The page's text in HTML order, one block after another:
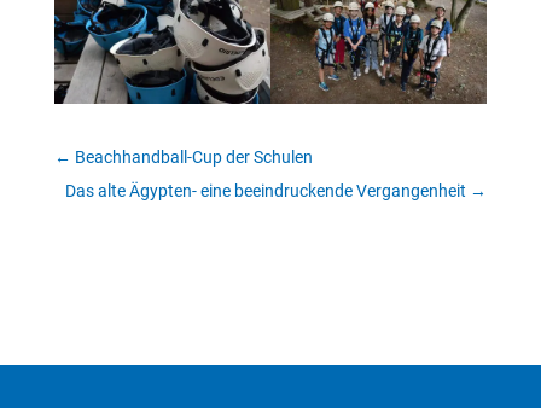
← Beachhandball-Cup der Schulen
Das alte Ägypten- eine beeindruckende Vergangenheit →